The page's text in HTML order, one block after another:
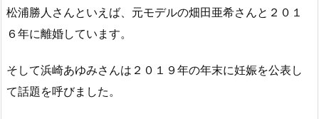
松浦勝人さんといえば、元モデルの畑田亜希さんと２０１
６年に離婚しています。
そして浜崎あゆみさんは２０１９年の年末に妊娠を公表し
て話題を呼びました。